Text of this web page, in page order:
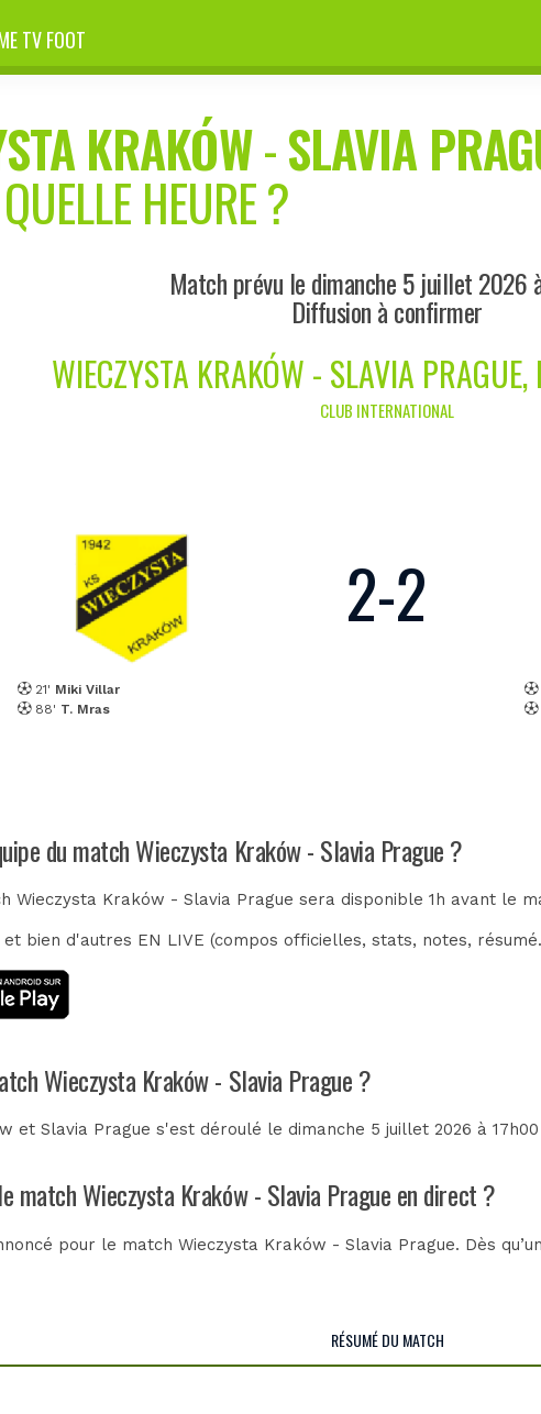
TV FOOT
KRAKÓW-SLAVIA
HEURE ?
Match prévu le dimanche 5 juillet 2026
Diffusion à confirmer
WIECZYSTA KRAKÓW - SLAVIA
CLUB INTERNATIONAL
21' Miki Villar
88' T. Mras
2-2
du match Wieczysta Kraków - Slavia Prague ?
Wieczysta Kraków - Slavia Prague sera disponible 1h avant le
bien d'autres EN LIVE (compos officielles, stats, notes,
Wieczysta Kraków - Slavia Prague ?
et Slavia Prague s'est déroulé le dimanche 5 juillet 2026 à
match Wieczysta Kraków - Slavia Prague en direct ?
pour le match Wieczysta Kraków - Slavia Prague. Dès
RÉSUMÉ DU MATCH